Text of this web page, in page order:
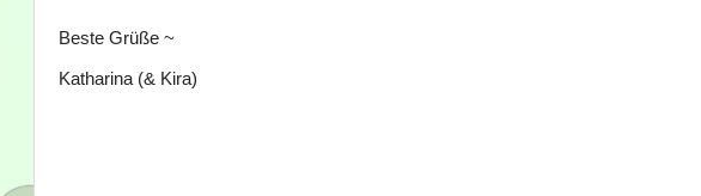
Beste Grüße ~
Katharina (& Kira)